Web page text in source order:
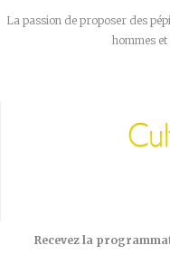
La passion de proposer des
hommes et
Recevez la